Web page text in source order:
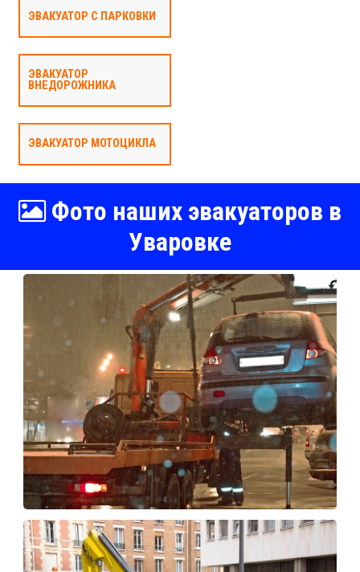
ЭВАКУАТОР С ПАРКОВКИ
ЭВАКУАТОР
ВНЕДОРОЖНИКА
ЭВАКУАТОР МОТОЦИКЛА
Фото наших эвакуаторов в
Уваровке